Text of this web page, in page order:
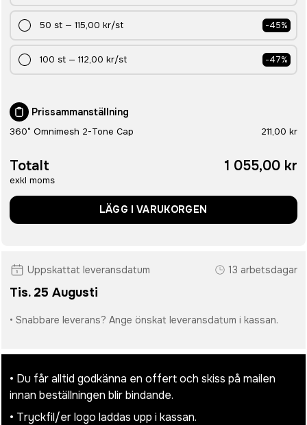
50 st — 115,00 kr/st -45%
100 st — 112,00 kr/st -47%
Prissammanställning
360° Omnimesh 2-Tone Cap 211,00 kr
Totalt
exkl moms
1 055,00 kr
LÄGG I VARUKORGEN
Uppskattat leveransdatum 13 arbetsdagar
Tis. 25 Augusti
• Snabbare leverans? Ange önskat leveransdatum i kassan.
• Du får alltid godkänna en offert och skiss på mailen
innan beställningen blir bindande.
• Tryckfil/er logo laddas upp i kassan.